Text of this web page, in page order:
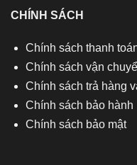
CHÍNH SÁCH
Chính sách thanh
Chính sách vận
Chính sách trả hàng
Chính sách bảo hành
Chính sách bảo mật